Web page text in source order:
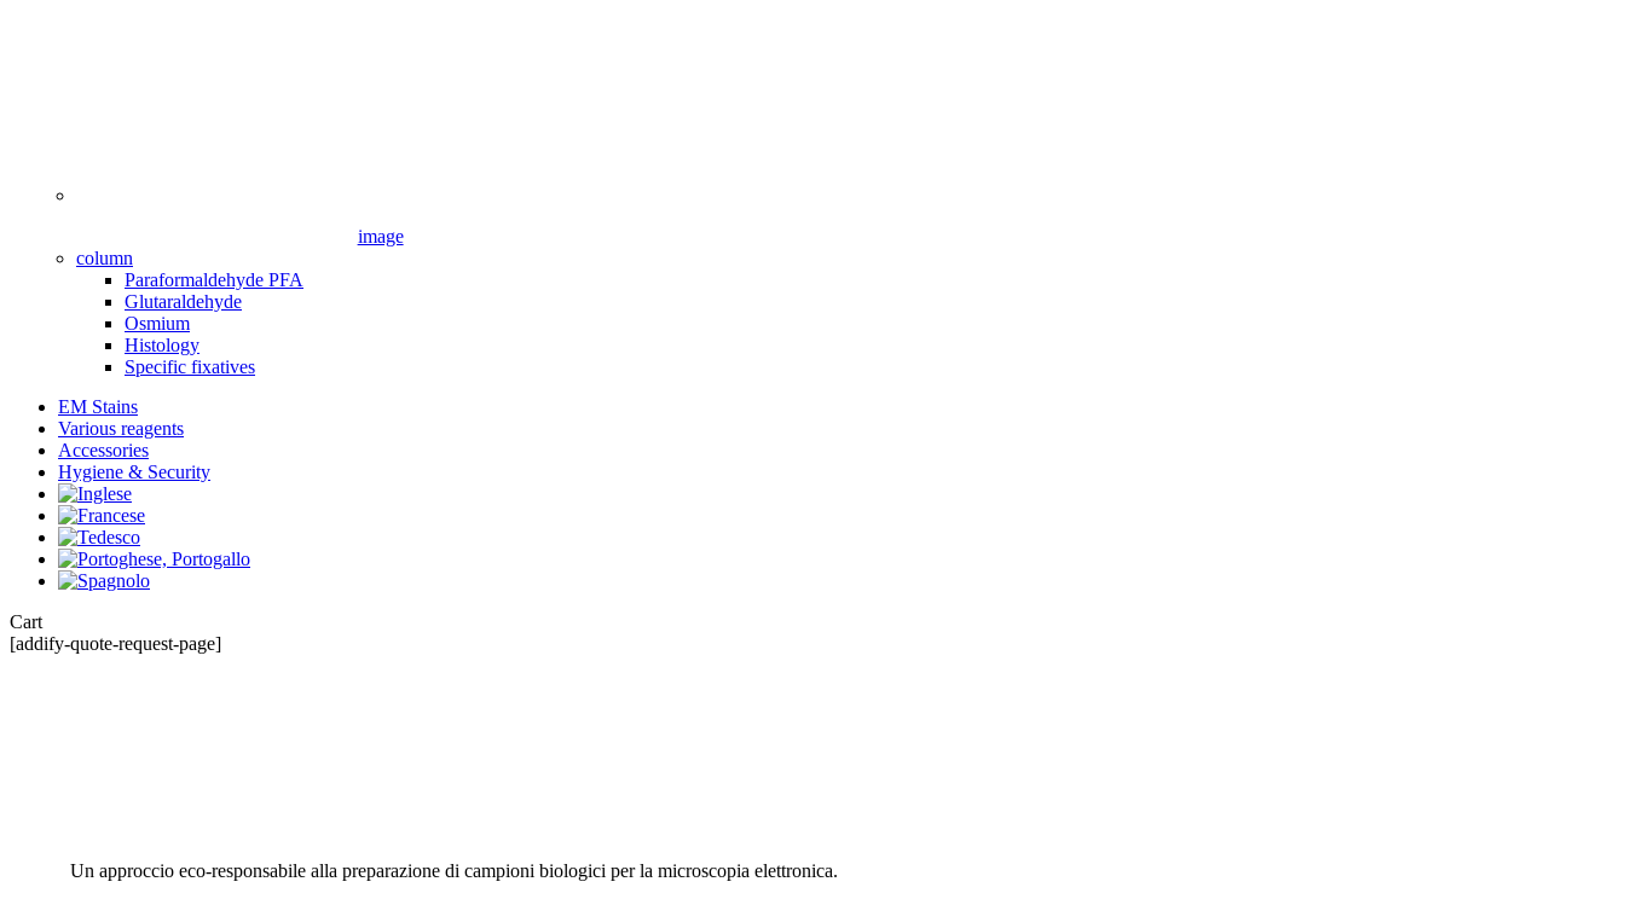
image
column
Paraformaldehyde PFA
Glutaraldehyde
Osmium
Histology
Specific fixatives
EM Stains
Various reagents
Accessories
Hygiene & Security
CartClose
Cart
[addify-quote-request-page]
Un approccio eco-responsabile alla preparazione di campioni biologici per la microscopia elettronica.